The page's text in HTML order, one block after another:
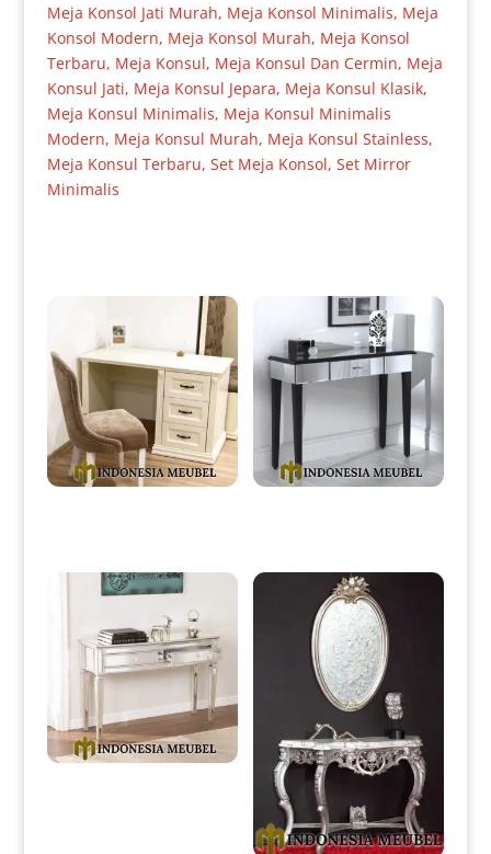
Meja Konsol Jati Murah, Meja Konsol Minimalis, Meja
Konsol Modern, Meja Konsol Murah, Meja Konsol
Terbaru, Meja Konsul, Meja Konsul Dan Cermin, Meja
Konsul Jati, Meja Konsul Jepara, Meja Konsul Klasik,
Meja Konsul Minimalis, Meja Konsul Minimalis
Modern, Meja Konsul Murah, Meja Konsul Stainless,
Meja Konsul Terbaru, Set Meja Konsol, Set Mirror
Minimalis